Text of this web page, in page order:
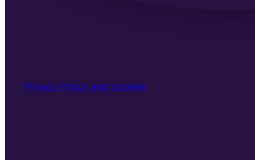
Privacy Policy and cookies